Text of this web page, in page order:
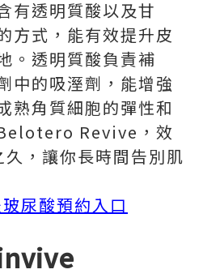
透明質酸以及甘
方式，能有效提升皮
。透明質酸負責補
中的吸溼劑，能增強
熟角質細胞的彈性和
Revive，效
，讓你長時間告別肌
尿酸預約入口